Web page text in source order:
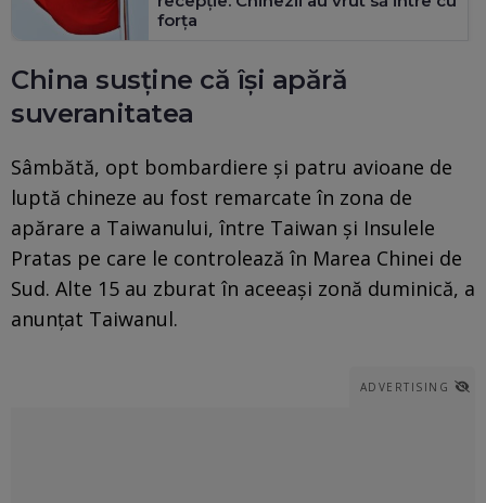
forța
China susține că își apără
suveranitatea
Sâmbătă, opt bombardiere şi patru avioane de
luptă chineze au fost remarcate în zona de
apărare a Taiwanului, între Taiwan şi Insulele
Pratas pe care le controlează în Marea Chinei de
Sud. Alte 15 au zburat în aceeaşi zonă duminică, a
anunţat Taiwanul.
ADVERTISING